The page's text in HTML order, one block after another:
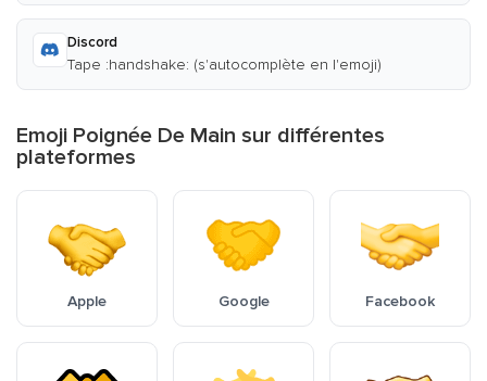
Discord
Tape :handshake: (s'autocomplète en l'emoji)
Emoji Poignée De Main sur différentes
plateformes
Apple Google Facebook